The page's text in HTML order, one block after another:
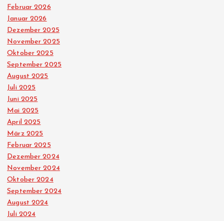
Februar 2026
Januar 2026
Dezember 2025
November 2025
Oktober 2025
September 2025
August 2025
Juli 2025
Juni 2025
Mai 2025
April 2025
März 2025
Februar 2025
Dezember 2024
November 2024
Oktober 2024
September 2024
August 2024
Juli 2024